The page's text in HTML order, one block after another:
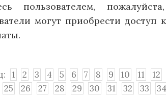
пользователем,
могут приобрести
1 2 3 4 5 6 7 8 9 10 11 12
25 26 27 28 29 30 31 32 33 34